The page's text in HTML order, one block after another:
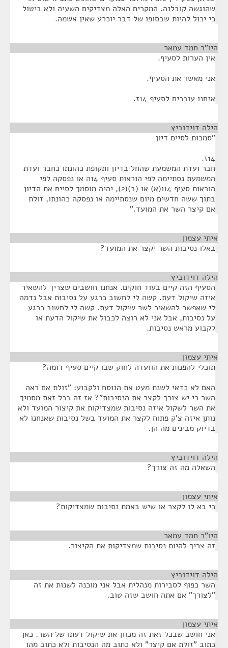
שהוגשה קובלנה. המקרים האלה מצדיקים השעיה ולא ביטול
כי יכול להיות שבסופו של דבר יוכרע שאין אשמה.
היו"ר חמד עמאר
אין הערות לסעיף.
אני מאשר את הסעיף.
אנחנו עוברים לסעיף 14ז.
הילה דוידוביץ
"סמכות לסיים דיון
14ז.
חבר ועדת המשמעת שהחל בדיון ותקופת כהונתו כחבר ועדת
המשמעת נסתיימה לפי הוראות סעיף 14ה או נפסקה לפי
הוראות סעיף 14ו(א) או (ב)(2), יהיה מוסמך לסיים את הדיון
בתוך ששה חדשים מיום שנסתיימה או נפסקה כהונתו, זולת
אם קיצר השר את המועד."
איתי עצמון
באלו נסיבות השר יקצר את המועד?
הילה דוידוביץ
הסעיף הזה קיים בעוד חוקים. אנחנו חושבים שצריך להשאיר
איזה שיקול דעת. קשה לי לחשוב כרגע על נסיבות אבל נדמה
לי שאפשר להשאיר לשר שיקול דעת. קשה לי לחשוב כרגע
על נסיבות, אבל אני לא רוצה לכבול את שיקול הדעת או
לקבוע מראש נסיבות.
איתי עצמון
תוכלי להפנות את הוועדה לחוק שבו קיים סעיף דומה?
האם לא כדאי לשנת מעט את הנוסח ולקבוע: "זולת אם ראה
השר כי יש צורך לקצר את הנסיבות"? אז זה בכל זאת מסמיך
את השר לשקול איזה נסיבות שמצדיקות את קיצור המועד ולא
נותן איזה צ'ק פתוח לקצר את המועד בשל נסיבות שאנחנו לא
בדיוק מבינים מה הן.
הילה דוידוביץ
השאלה מה זה צורך?
איתי עצמון
כי בא לו לקצר או שיש באמת נסיבות שמצדיקות?
היו"ר חמד עמאר
זה צריך להיות נסיבות שמצדיקות את הקיצור.
הילה דוידוביץ
השר כפוף לסבירות מנהלית אבל אני מוכנה לשנות את זה
"לצורך" אם אתה חושב שזה טוב.
איתי עצמון
אני חושב שבכל זאת זה מכוון את שיקול דעתו של השר. כאן
כתוב "זולת אם קיצר" ולא כתוב מה הנסיבות ולא כתוב מהו